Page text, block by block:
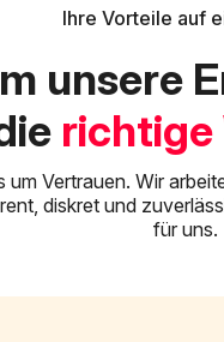
Ihre Vorteile auf
unsere
richtige
um Vertrauen. Wir
diskret und
für uns.